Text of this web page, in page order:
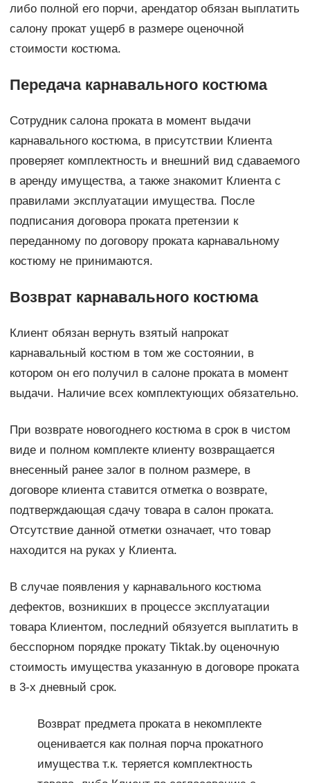
либо полной его порчи, арендатор обязан выплатить
салону прокат ущерб в размере оценочной
стоимости костюма.
Передача карнавального костюма
Сотрудник салона проката в момент выдачи
карнавального костюма, в присутствии Клиента
проверяет комплектность и внешний вид сдаваемого
в аренду имущества, а также знакомит Клиента с
правилами эксплуатации имущества. После
подписания договора проката претензии к
переданному по договору проката карнавальному
костюму не принимаются.
Возврат карнавального костюма
Клиент обязан вернуть взятый напрокат
карнавальный костюм в том же состоянии, в
котором он его получил в салоне проката в момент
выдачи. Наличие всех комплектующих обязательно.
При возврате новогоднего костюма в срок в чистом
виде и полном комплекте клиенту возвращается
внесенный ранее залог в полном размере, в
договоре клиента ставится отметка о возврате,
подтверждающая сдачу товара в салон проката.
Отсутствие данной отметки означает, что товар
находится на руках у Клиента.
В случае появления у карнавального костюма
дефектов, возникших в процессе эксплуатации
товара Клиентом, последний обязуется выплатить в
бесспорном порядке прокату Tiktak.by оценочную
стоимость имущества указанную в договоре проката
в 3-х дневный срок.
Возврат предмета проката в некомплекте
оценивается как полная порча прокатного
имущества т.к. теряется комплектность